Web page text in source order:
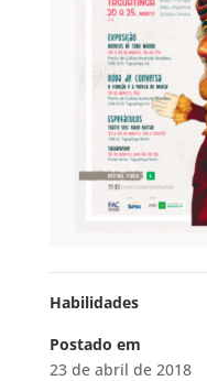
Habilidades
Postado em
23 de abril de 2018